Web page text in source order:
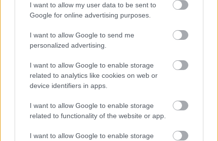
I want to allow my user data to be sent to
Google for online advertising purposes.
I want to allow Google to send me
personalized advertising.
I want to allow Google to enable storage
related to analytics like cookies on web or
device identifiers in apps.
I want to allow Google to enable storage
related to functionality of the website or app.
I want to allow Google to enable storage
Στην παραλία της Λούτσας,χάρτης εδώ
Κρεατοφαγίας συνέχεια, με μία ακόμα
δημοφιλέστατη διεύθυνση επάνω στην παραλιακή
περαντζάδα της Λούτσας, που ό,τι της λείπει σε
διακόσμηση το αναπληρώνει σε μαστόρικο
ψήσιμο στα κάρβουνα και στη σούβλα.
Στα «οπωσδήποτε» εδώ σημείωσε το κοντοσούβλι
και το κοκορέτσι, τις γιγάντιες μπριζόλες και τα